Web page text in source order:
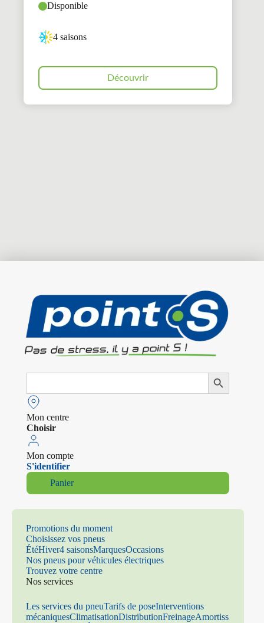
Disponible
4 saisons
Découvrir
Search
Search Button
Mon centre
Choisir
Mon compte
S'identifier
Panier
Promotions du moment
Choisissez vos pneus
ÉtéHiver4 saisonsMarquesOccasions
Nos pneus pour véhicules électriques
Trouvez votre centre
Nos services
Les services du pneuTarifs de poseInterventions
mécaniquesClimatisationDistributionFreinageAmortiss